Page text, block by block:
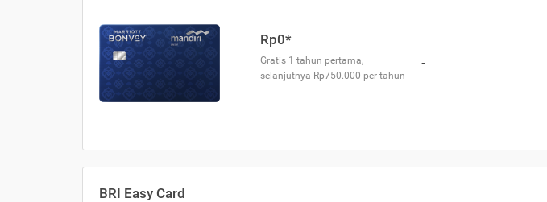
Rp0*
Gratis 1 tahun pertama,
selanjutnya Rp750.000 per tahun
-
BRI Easy Card